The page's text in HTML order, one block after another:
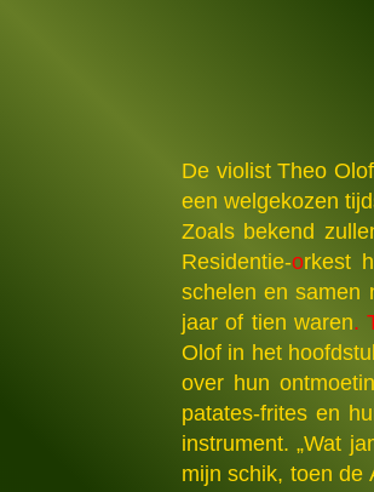
De violist Theo Olof
een welgekozen
Zoals bekend
Residentie-orkest
schelen en samen
jaar of tien waren.
Olof in het
over hun
patates-frites en
instrument. „Wat
mijn schik, toen de